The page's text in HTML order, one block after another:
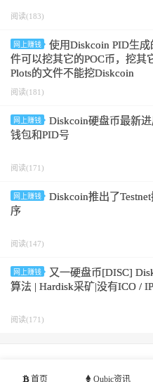
阅读(183)
网上赚钱
使用Diskcoin PID生成
件可以挖其它的POC币，挖其
Plots的文件不能挖Diskcoin
阅读(181)
网上赚钱
Diskcoin硬盘币最新
钱包和PID号
阅读(171)
网上赚钱
Diskcoin推出了
序
阅读(147)
网上赚钱
又一硬盘币[DISC]
算法 | Hardisk采矿|没有ICO /
阅读(171)
首页 Qubic资讯
© 2026-2026